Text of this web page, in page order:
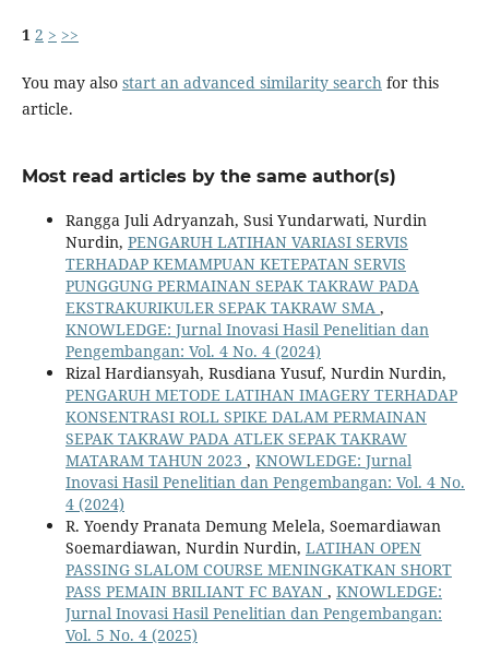
1 2 > >>
You may also start an advanced similarity searchfor this
article.
Most read articles by the same author(s)
Rangga Juli Adryanzah, Susi Yundarwati, Nurdin
Nurdin, PENGARUH LATIHAN VARIASI SERVIS
TERHADAP KEMAMPUAN KETEPATAN SERVIS
PUNGGUNG PERMAINAN SEPAK TAKRAW PADA
EKSTRAKURIKULER SEPAK TAKRAW SMA ,
KNOWLEDGE: Jurnal Inovasi Hasil Penelitian dan
Pengembangan: Vol. 4 No. 4 (2024)
Rizal Hardiansyah, Rusdiana Yusuf, Nurdin Nurdin,
PENGARUH METODE LATIHAN IMAGERY TERHADAP
KONSENTRASI ROLL SPIKE DALAM PERMAINAN
SEPAK TAKRAW PADA ATLEK SEPAK TAKRAW
MATARAM TAHUN 2023 , KNOWLEDGE: Jurnal
Inovasi Hasil Penelitian dan Pengembangan: Vol. 4 No.
4 (2024)
R. Yoendy Pranata Demung Melela, Soemardiawan
Soemardiawan, Nurdin Nurdin, LATIHAN OPEN
PASSING SLALOM COURSE MENINGKATKAN SHORT
PASS PEMAIN BRILIANT FC BAYAN , KNOWLEDGE:
Jurnal Inovasi Hasil Penelitian dan Pengembangan:
Vol. 5 No. 4 (2025)